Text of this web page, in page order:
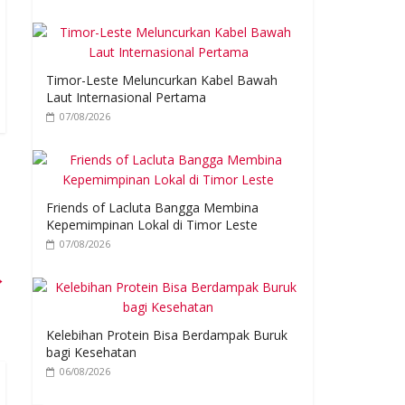
Timor-Leste Meluncurkan Kabel Bawah
Laut Internasional Pertama
07/08/2026
Friends of Lacluta Bangga Membina
Kepemimpinan Lokal di Timor Leste
07/08/2026
Kelebihan Protein Bisa Berdampak Buruk
bagi Kesehatan
06/08/2026